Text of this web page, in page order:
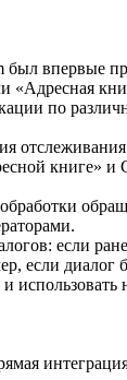
впервые
«Адресная
по
книге» и
если
если